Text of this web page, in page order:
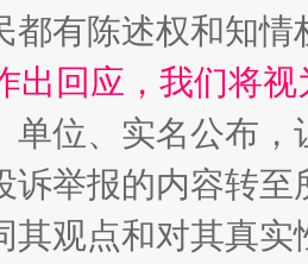
全局
都有陈述权和知情
出回应，我们将
单位、实名公布
诉举报的内容转
其观点和对其真实